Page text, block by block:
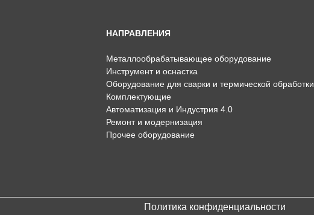
НАПРАВЛЕНИЯ
Металлообрабатывающее оборудование
Инструмент и оснастка
Оборудование для сварки и термической обработки
Комплектующие
Автоматизация и Индустрия 4.0
Ремонт и модернизация
Прочее оборудование
Политика конфиденциальности